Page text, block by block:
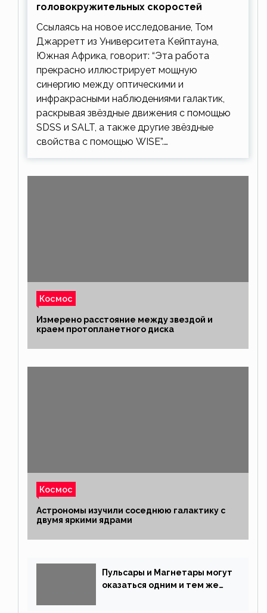
головокружительных скоростей
Ссылаясь на новое исследование, Том
Джарретт из Университета Кейптауна,
Южная Африка, говорит: “Эта работа
прекрасно иллюстрирует мощную
синергию между оптическими и
инфракрасными наблюдениями галактик,
раскрывая звёздные движения с помощью
SDSS и SALT, а также другие звёздные
свойства с помощью WISE”.…
Космос
Измерено расстояние между звездой и
краем протопланетного диска
Космос
Астрономы изучили соседнюю галактику с
двумя яркими ядрами
Пульсары и Магнетары могут
оказаться одним и тем же